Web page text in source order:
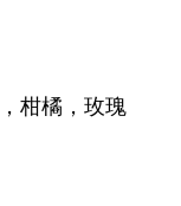
柑橘，玫瑰